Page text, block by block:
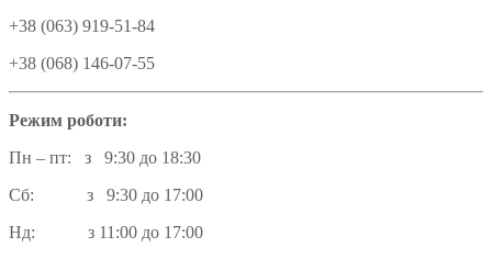
+38 (063) 919-51-84
+38 (068) 146-07-55
Режим роботи:
Пн – пт: з 9:30 до 18:30
Сб: з 9:30 до 17:00
Нд: з 11:00 до 17:00